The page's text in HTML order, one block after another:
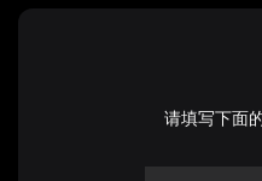
请填写下面